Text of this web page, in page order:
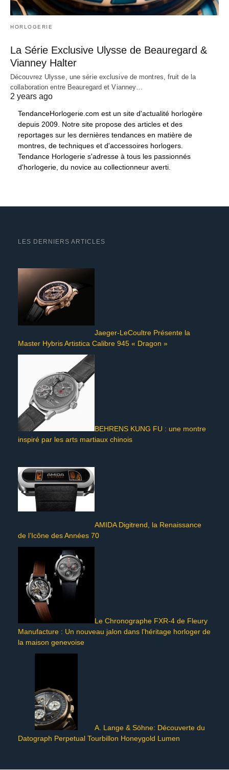
HORLOGERIE
La Série Exclusive Ulysse de Beauregard &
Vianney Halter
Découvrez Ulysse, une série exclusive de montres, fruit de la
collaboration entre Beauregard et Vianney…
2 years ago
TendanceHorlogerie.com est un site d'actualité horlogère
depuis 2009. Notre site propose des articles et des
reportages sur les dernières tendances en matière de
montres, de techniques et d'accessoires horlogers.
Tendance Horlogerie s'adresse à tous les passionnés
d'horlogerie, du novice au collectionneur averti.
LES DERNIERS ARTICLES
Jaeger-LeCoultre Présente la
Master Hybris Artistica Calibre 945 « Dragon »
BEHRENS KUNG FU : une montre
inspiré par les arts martiaux chinois
AMIDA Digitrend, la Renaissance
de l’Icône des Années 70
Le Chronographe FXR-4 de Fleury
Manufacture : Un nouveau jalon dans l’héritage horloger de
la maison genevoise
A. Lange & Söhne: Découverte du
Datograph Perpetual Tourbillon Honeygold Lumen